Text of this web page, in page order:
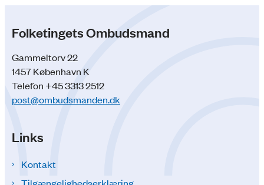
Folketingets Ombudsmand
Gammeltorv 22
1457 København K
Telefon +45 3313 2512
post@ombudsmanden.dk
Links
Kontakt